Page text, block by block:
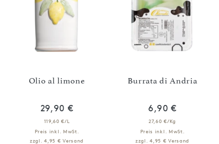
Olio al limone
29,90 €
119,60 €/L
Preis inkl. MwSt.
zzgl. 4,95 € Versand
Burrata di Andria
6,90 €
27,60 €/Kg
Preis inkl. MwSt.
zzgl. 4,95 € Versand